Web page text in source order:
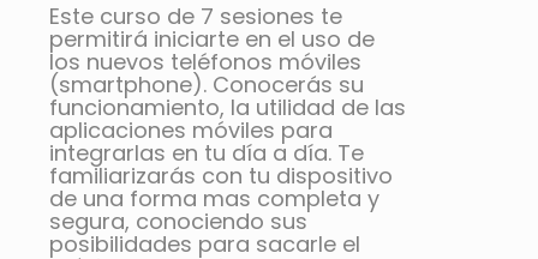
Este curso de 7 sesiones te
permitirá iniciarte en el uso de
los nuevos teléfonos móviles
(smartphone). Conocerás su
funcionamiento, la utilidad de las
aplicaciones móviles para
integrarlas en tu día a día. Te
familiarizarás con tu dispositivo
de una forma mas completa y
segura, conociendo sus
posibilidades para sacarle el